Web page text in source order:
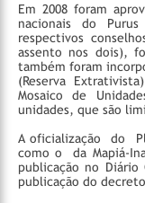
Em 2008 foram
nacionais do
respectivos
assento nos dois),
também foram
(Reserva
Mosaico de
unidades, que são
A oficialização do
como o da Mapiá-
publicação no
publicação do